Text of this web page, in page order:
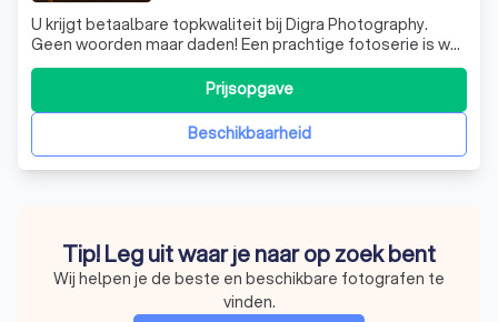
U krijgt betaalbare topkwaliteit bij Digra Photography.
Geen woorden maar daden! Een prachtige fotoserie is wat
u bij ons krijgt.
Beschikbaarheid
Prijsopgave
Tip! Leg uit waar je naar op zoek bent
Wij helpen je de beste en beschikbare fotografen te
vinden.